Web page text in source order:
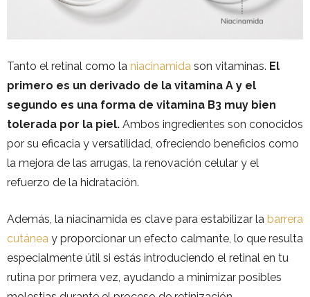
Tanto el retinal como la niacinamida son vitaminas. El
primero es un derivado de la vitamina A y el
segundo es una forma de vitamina B3 muy bien
tolerada por la piel. Ambos ingredientes son conocidos
por su eficacia y versatilidad, ofreciendo beneficios como
la mejora de las arrugas, la renovación celular y el
refuerzo de la hidratación.
Además, la niacinamida es clave para estabilizar la barrera
cutánea y proporcionar un efecto calmante, lo que resulta
especialmente útil si estás introduciendo el retinal en tu
rutina por primera vez, ayudando a minimizar posibles